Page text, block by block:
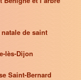
de saint
lès-Dijon
Saint-Bernard